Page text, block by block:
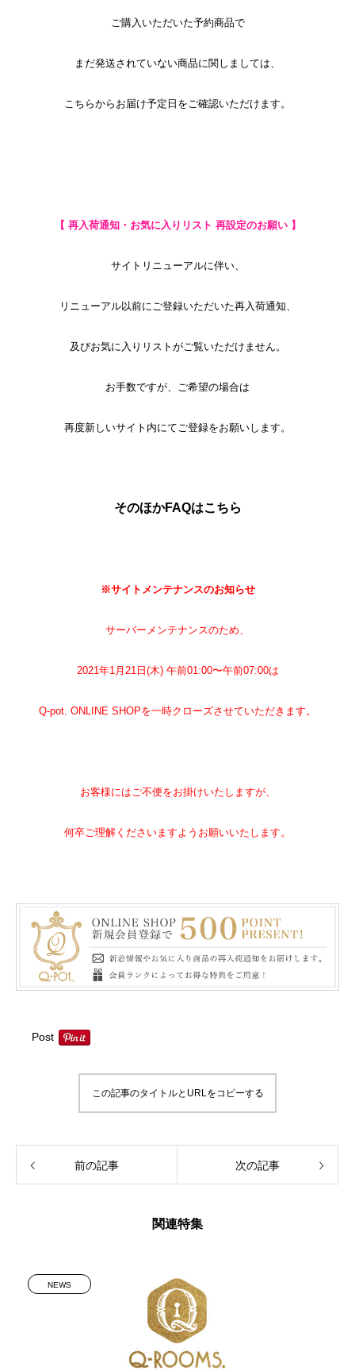
ご購入いただいた予約商品で
まだ発送されていない商品に関しましては、
こちらからお届け予定日をご確認いただけます。
【 再入荷通知・お気に入りリスト 再設定のお願い】
サイトリニューアルに伴い、
リニューアル以前にご登録いただいた再入荷通知、
及びお気に入りリストがご覧いただけません。
お手数ですが、ご希望の場合は
再度新しいサイト内にてご登録をお願いします。
そのほかFAQはこちら
※サイトメンテナンスのお知らせ
サーバーメンテナンスのため、
2021年1月21日(木) 午前01:00〜午前07:00は
Q-pot. ONLINE SHOPを一時クローズさせていただきます。
お客様にはご不便をお掛けいたしますが、
何卒ご理解くださいますようお願いいたします。
Post
この記事のタイトルとURLをコピーする
前の記事 次の記事
関連特集
NEWS